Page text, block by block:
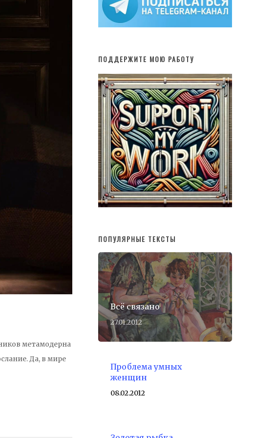
метамодерна
Да, в мире
ПОДДЕРЖИТЕ МОЮ РАБОТУ
ПОПУЛЯРНЫЕ ТЕКСТЫ
Всё связано
27.01.2012
Проблема умных
женщин
08.02.2012